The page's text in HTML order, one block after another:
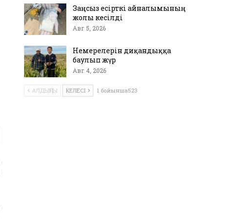
Заңсыз есірткі айналымының
жолы кесілді
Авг 5, 2026
Немерелерін диқандыққа
баулып жүр
Авг 4, 2026
АЛДЫҢҒЫ КЕЛЕСІ 1 бойынша523